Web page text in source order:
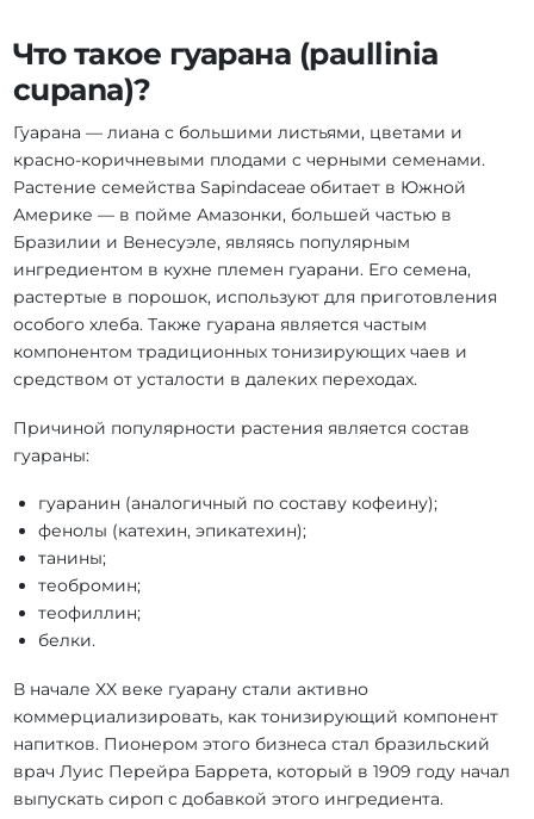
Что такое гуарана (paullinia
cupana)?
Гуарана — лиана с большими листьями, цветами и
красно-коричневыми плодами с черными семенами.
Растение семейства Sapindaceae обитает в Южной
Америке — в пойме Амазонки, большей частью в
Бразилии и Венесуэле, являясь популярным
ингредиентом в кухне племен гуарани. Его семена,
растертые в порошок, используют для приготовления
особого хлеба. Также гуарана является частым
компонентом традиционных тонизирующих чаев и
средством от усталости в далеких переходах.
Причиной популярности растения является состав
гуараны:
гуаранин (аналогичный по составу кофеину);
фенолы (катехин, эпикатехин);
танины;
теобромин;
теофиллин;
белки.
В начале XX веке гуарану стали активно
коммерциализировать, как тонизирующий компонент
напитков. Пионером этого бизнеса стал бразильский
врач Луис Перейра Баррета, который в 1909 году начал
выпускать сироп с добавкой этого ингредиента.